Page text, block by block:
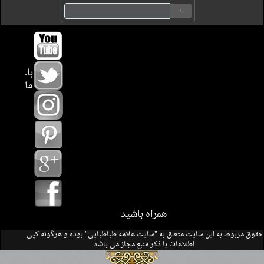
.با
ما
همراه باشید
.حقوق مربوط به این سایت متعلق به "سایت علامه طباطبایی" بوده و هرگونه کپی
اطلاعات با ذکر منبع مجاز می باشد